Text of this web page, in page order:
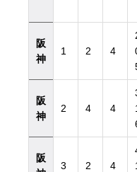
阪
神
1 2 4
阪
神
2 4 4
阪
3 2 4